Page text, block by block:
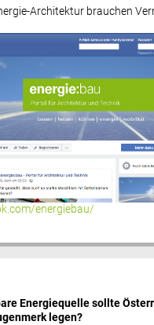
Architektur brauchen
energiebau/
Energiequelle sollte
legen?